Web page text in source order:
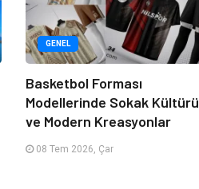
GENEL
Basketbol Forması
Modellerinde Sokak Kültürü
ve Modern Kreasyonlar
08 Tem 2026, Çar